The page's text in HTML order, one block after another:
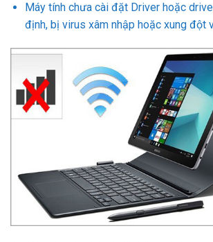
Máy tính chưa cài đặt Driver hoặc
định, bị virus xâm nhập hoặc xung đột